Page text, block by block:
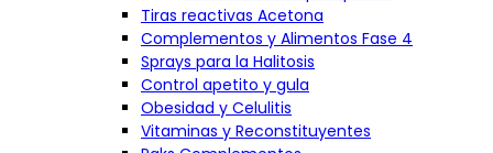
Tiras reactivas Acetona
Complementos y Alimentos Fase 4
Sprays para la Halitosis
Control apetito y gula
Obesidad y Celulitis
Vitaminas y Reconstituyentes